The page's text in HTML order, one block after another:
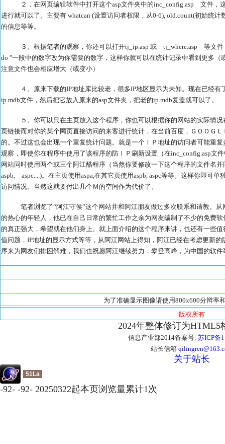
２．在网页编辑软件中打开这个asp文件夹中的inc_config.asp 文件，这
进行就可以了。主要有 whatcan (设置访问者权限，从0-6), old.count(初始统
的信息等等。
３。根据笔者的观察，你还可以打开tj_ip.asp 或 tj_where.asp 等文件
do "一段中的数字改为你需要的数字，这样你就可以在统计记录中看到更多
注意文件也会相应增大（或变小）
４。原来下载的IP地址库比较老，很多IP地区显示为未知。现在已经有
ip.mdb文件，然后把它放入原来的asp文件夹，把老的ip.mdb复盖就可以了。
５。你可以只在主页放入这个程序，你也可以根据你的网站的实际情况
页链接而对你的某个网页直接访问的来客进行统计，在当前百度，ＧＯＯＧ
的。不过这也会出现一个重复统计问题。就是一个ＩＰ地址的访问者可能重
观察，即使你在程序中使用了该程序的防ＩＰ刷新设置（在inc_config.asp文
网站同时使用两个或三个阿江酷程序（当然你要修改一下这个程序的文件名
aspb, aspc....)。在主页使用aspa,在其它页使用aspb, aspc等等。这样你即可
访问情况。当然这就要付出几个Ｍ的空间作为代价了。
笔者浏览了“阿江守侯”这个网站并和阿江朋友做过多次联系和请教。从
的热心的年轻人，他已在自己日常的繁忙工作之余为网友编制了不少的免费
的真正强大，希望就在他们身上。就上面介绍的这个程序来讲，也还有一些
值问题，IP地址的显示方式等等，从阿江网站上得知，阿江已经在考虑更新
序来为网友们排困解难，我们也祝愿阿江继续努力，攀登高峰，为中国
为了准确显示图像请使用800x600分辩
版权所有
2024年整体修订为HTML5
信息产业部2014备案号: 苏ICP备
站长信箱
关于站长
51La
-92- -92- 20250322起本页浏览量累计1次